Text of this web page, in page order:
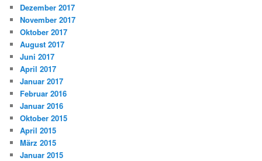
Dezember 2017
November 2017
Oktober 2017
August 2017
Juni 2017
April 2017
Januar 2017
Februar 2016
Januar 2016
Oktober 2015
April 2015
März 2015
Januar 2015